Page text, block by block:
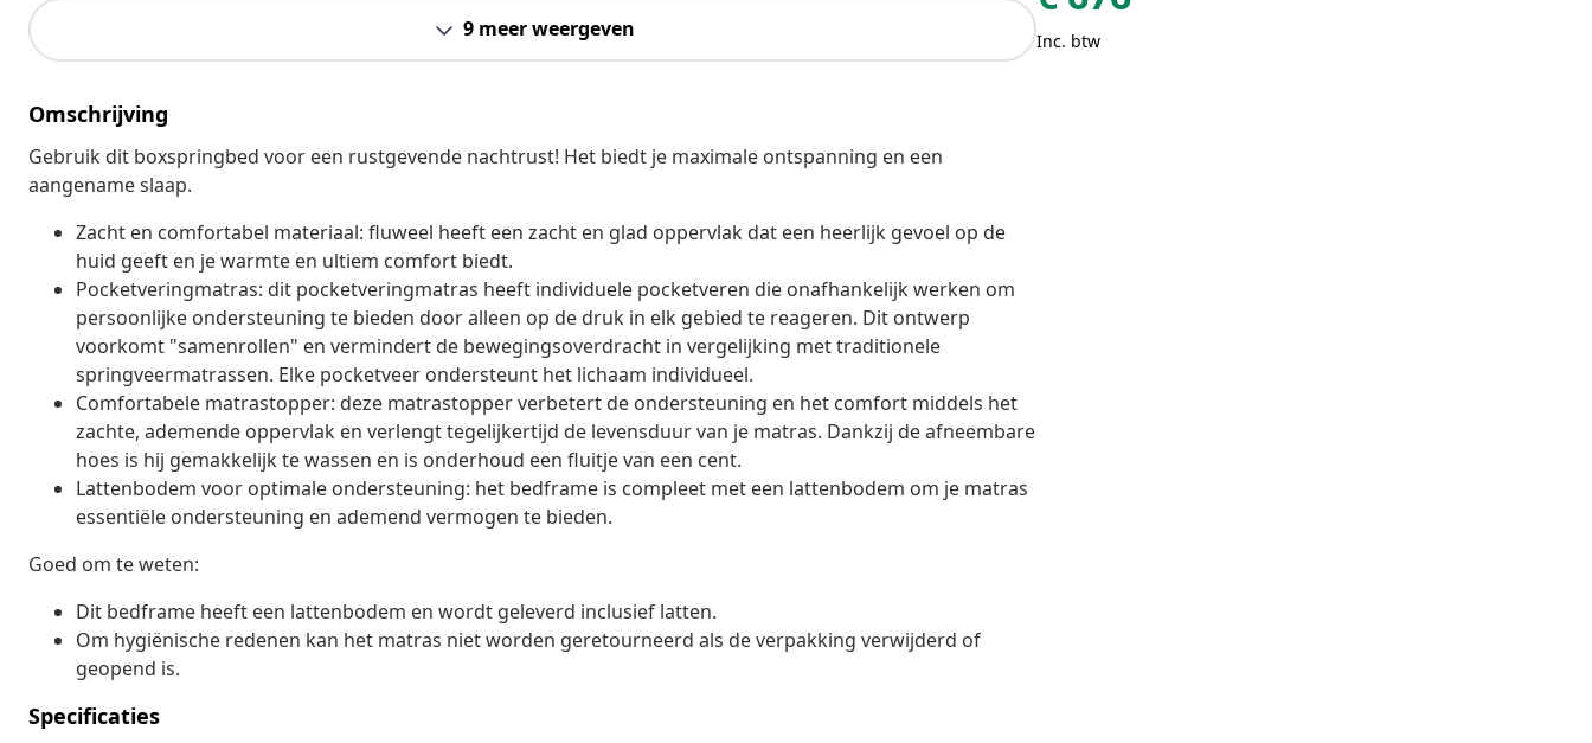
9 meer weergeven
Omschrijving
Gebruik dit boxspringbed voor een rustgevende nachtrust! Het biedt je maximale ontspanning en een
aangename slaap.
Zacht en comfortabel materiaal: fluweel heeft een zacht en glad oppervlak dat een heerlijk gevoel op de
huid geeft en je warmte en ultiem comfort biedt.
Pocketveringmatras: dit pocketveringmatras heeft individuele pocketveren die onafhankelijk werken om
persoonlijke ondersteuning te bieden door alleen op de druk in elk gebied te reageren. Dit ontwerp
voorkomt "samenrollen" en vermindert de bewegingsoverdracht in vergelijking met traditionele
springveermatrassen. Elke pocketveer ondersteunt het lichaam individueel.
Comfortabele matrastopper: deze matrastopper verbetert de ondersteuning en het comfort middels het
zachte, ademende oppervlak en verlengt tegelijkertijd de levensduur van je matras. Dankzij de afneembare
hoes is hij gemakkelijk te wassen en is onderhoud een fluitje van een cent.
Lattenbodem voor optimale ondersteuning: het bedframe is compleet met een lattenbodem om je matras
essentiële ondersteuning en ademend vermogen te bieden.
Goed om te weten:
Dit bedframe heeft een lattenbodem en wordt geleverd inclusief latten.
Om hygiënische redenen kan het matras niet worden geretourneerd als de verpakking verwijderd of
geopend is.
Specificaties
Inc. btw